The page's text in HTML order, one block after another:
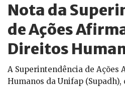
Nota da
de Ações
Direitos
A Superintendência de Ações
Humanos da Unifap